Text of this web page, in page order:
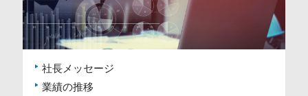
社長メッセージ
業績の推移